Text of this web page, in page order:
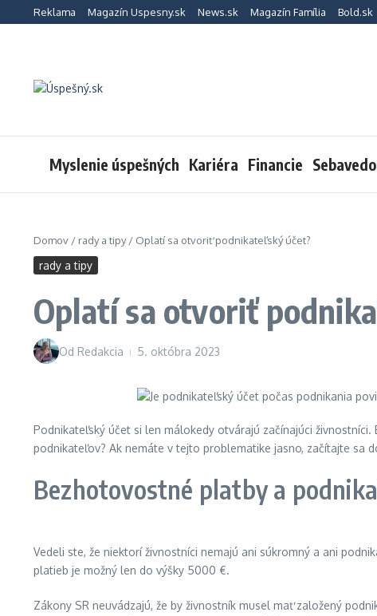
Preskočiť na obsah
Reklama Magazín Uspesny.sk News.sk Magazín Família Bold.sk
Myslenie úspešných Kariéra Financie
Domov / rady a tipy/ Oplatí sa otvoriť podnikateľský účet?
rady a tipy
Oplatí sa otvoriť
Od Redakcia 5. októbra 2023
Podnikateľský účet si len málokedy otvárajú začínajúci
podnikateľov? Ak nemáte v tejto problematike jasno, začítajte sa
Bezhotovostné platby a
Vedeli ste, že niektorí živnostníci nemajú ani súkromný a ani
platieb je možný len do výšky 5000 €.
Zákony SR neuvádzajú, že by živnostník musel mať založený